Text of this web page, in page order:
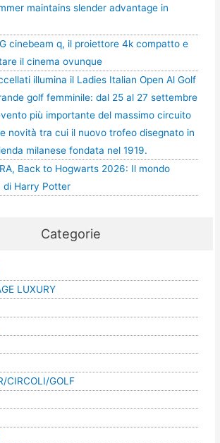
maintains slender advantage in
cinebeam q, il proiettore 4k compatto e
il cinema ovunque
illumina il Ladies Italian Open Al Golf
golf femminile: dal 25 al 27 settembre
più importante del massimo circuito
novità tra cui il nuovo trofeo disegnato in
milanese fondata nel 1919.
Back to Hogwarts 2026: Il mondo
di Harry Potter
Categorie
LUXURY
CIRCOLI/GOLF